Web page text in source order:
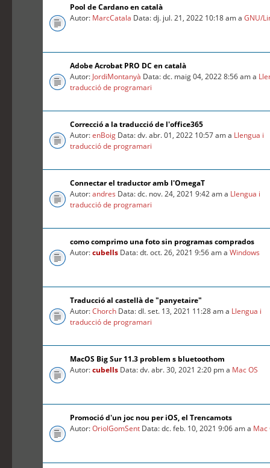
Pool de Cardano en català
Autor: MarcCatala Data: dj. jul. 21, 2022 10:18 am aGNU/
Adobe Acrobat PRO DC en català
Autor: JordiMontanyà Data: dc. maig 04, 2022 8:56 am a
traducció de programari
Correcció a la traducció de l'office365
Autor:enBoig Data: dv. abr. 01, 2022 10:57 am a Llengua i
traducció de programari
Connectar el traductor amb l'OmegaT
Autor:andres Data: dc. nov. 24, 2021 9:42 am a Llengua i
traducció de programari
como comprimo una foto sin programas comprados
Autor:cubells Data: dt. oct. 26, 2021 9:56 am aWindows
Traducció al castellà de "panyetaire"
Autor:Chorch Data: dl. set. 13, 2021 11:28 am a Llengua i
traducció de programari
MacOS Big Sur 11.3 problem s bluetoothom
Autor:cubells Data: dv. abr. 30, 2021 2:20 pm a Mac OS
Promoció d'un joc nou per iOS, el Trencamots
Autor:OriolGomSent Data: dc. feb. 10, 2021 9:06 am a Mac